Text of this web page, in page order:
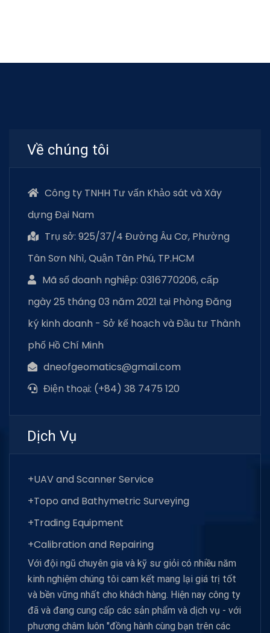
Về chúng tôi
Công ty TNHH Tư vấn Khảo sát và Xây
dựng Đại Nam
Trụ sở: 925/37/4 Đường Âu Cơ, Phường
Tân Sơn Nhì, Quận Tân Phú, TP.HCM
Mã số doanh nghiệp: 0316770206, cấp
ngày 25 tháng 03 năm 2021 tại Phòng Đăng
ký kinh doanh - Sở kế hoạch và Đầu tư Thành
phố Hồ Chí Minh
dneofgeomatics@gmail.com
Điện thoại: (+84) 38 7475 120
Dịch Vụ
+UAV and Scanner Service
+Topo and Bathymetric Surveying
+Trading Equipment
+Calibration and Repairing
Với đội ngũ chuyên gia và kỹ sư giỏi có nhiều năm
kinh nghiệm chúng tôi cam kết mang lại giá trị tốt
và bền vững nhất cho khách hàng. Hiện nay công ty
đã và đang cung cấp các sản phẩm và dịch vụ - với
phương châm luôn "đồng hành cùng bạn trên các